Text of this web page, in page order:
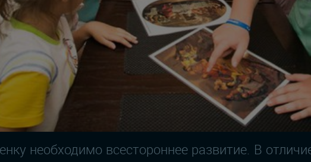
необходимо всестороннее развитие. В